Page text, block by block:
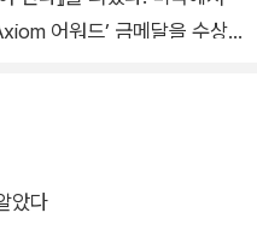
어워드’ 금메달을 수상
부터 신수정·박소령 대표를
들이 먼저 읽고 추천한 화
리더의 자리에 오르는 순간
았다